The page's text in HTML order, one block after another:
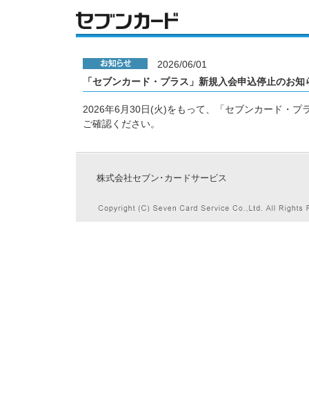
2026/06/01
「セブンカード・プラス」新規入会申込停止のお知
2026年6月30日(火)をもって、「セブンカード・プ
ご確認ください。
株式会社セブン･カードサービス